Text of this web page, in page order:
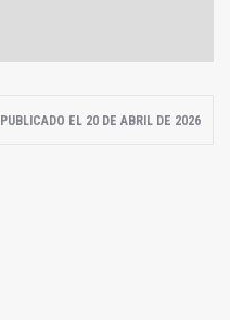
PUBLICADO EL 20 DE ABRIL DE 2026